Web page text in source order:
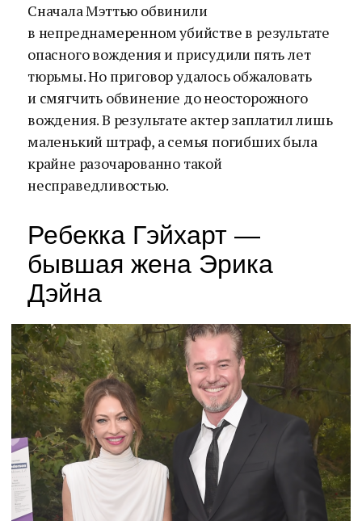
Сначала Мэттью обвинили
в непреднамеренном убийстве в результате
опасного вождения и присудили пять лет
тюрьмы. Но приговор удалось обжаловать
и смягчить обвинение до неосторожного
вождения. В результате актер заплатил лишь
маленький штраф, а семья погибших была
крайне разочарованно такой
несправедливостью.
Ребекка Гэйхарт —
бывшая жена Эрика
Дэйна